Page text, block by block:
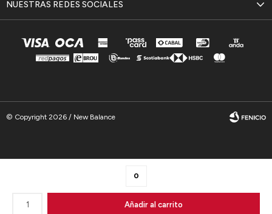
0
1 Añadir al carrito
NUESTRAS REDES SOCIALES
© Copyright 2026 / New Balance